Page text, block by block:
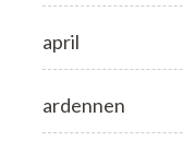
april
ardennen